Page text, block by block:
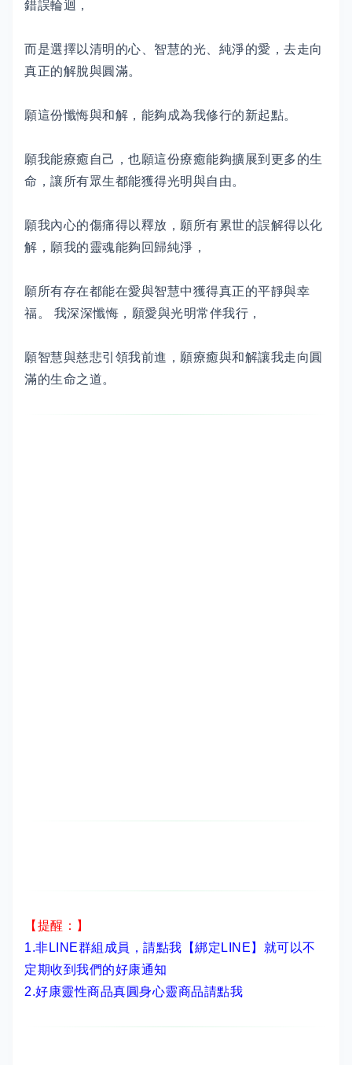
錯誤輪迴，
而是選擇以清明的心、智慧的光、純淨的愛，去走向
真正的解脫與圓滿。
願這份懺悔與和解，能夠成為我修行的新起點。
願我能療癒自己，也願這份療癒能夠擴展到更多的生
命，讓所有眾生都能獲得光明與自由。
願我內心的傷痛得以釋放，願所有累世的誤解得以化
解，願我的靈魂能夠回歸純淨，
願所有存在都能在愛與智慧中獲得真正的平靜與幸
福。 我深深懺悔，願愛與光明常伴我行，
願智慧與慈悲引領我前進，願療癒與和解讓我走向圓
滿的生命之道。
【提醒：】
1.非LINE群組成員， 請點我【綁定LINE】 就可以不
定期收到我們的好康通知
2.好康靈性商品真圓身心靈商品請點我